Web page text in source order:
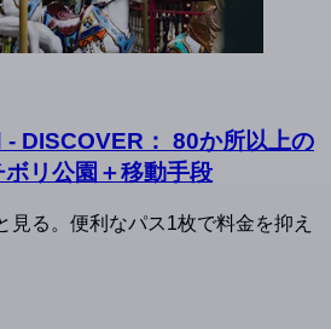
DISCOVER： 80か所以上の
リ公園＋移動手段
見る。便利なパス1枚で料金を抑え